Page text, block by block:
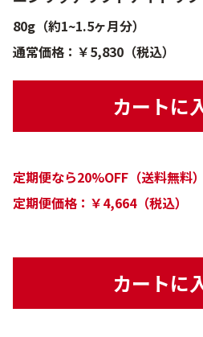
80g（約1~1.5ヶ月分）
通常価格：￥5,830（税込）
カートに
定期便なら20%OFF（送料無料）
定期便価格：￥4,664（税込）
カートに